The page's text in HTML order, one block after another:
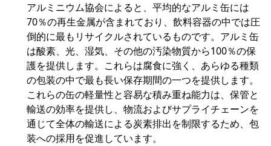
アルミニウム協会によると、平均的なアルミ缶には
70％の再生金属が含まれており、飲料容器の中では圧
倒的に最もリサイクルされているものです。アルミ缶
は酸素、光、湿気、その他の汚染物質から100％の保
護を提供します。これらは腐食に強く、あらゆる種類
の包装の中で最も長い保存期間の一つを提供します。
これらの缶の軽量性と容易な積み重ね能力は、保管と
輸送の効率を提供し、物流およびサプライチェーンを
通じて全体の輸送による炭素排出を制限するため、包
装への採用を促進しています。